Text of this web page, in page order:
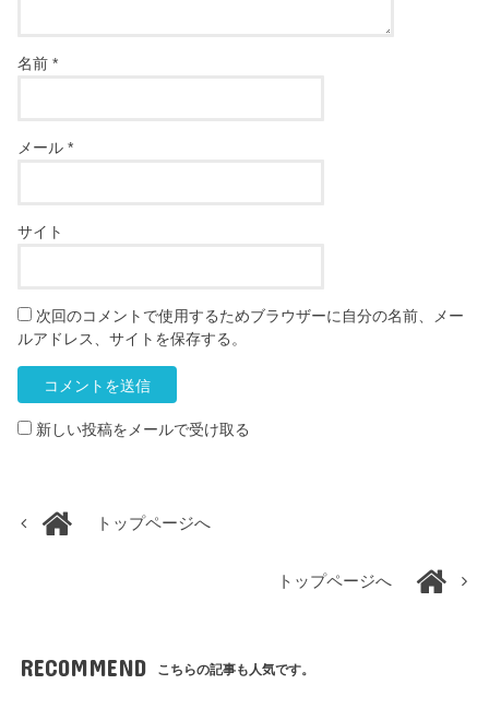
名前*
メール*
サイト
次回のコメントで使用するためブラウザーに自分の名前、メー
ルアドレス、サイトを保存する。
新しい投稿をメールで受け取る
トップページへ
トップページへ
RECOMMEND こちらの記事も人気です。